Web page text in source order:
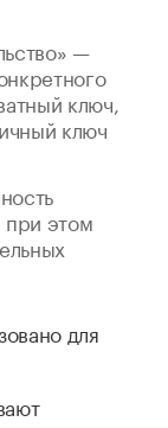
—
ключ,
ключ
при этом
для